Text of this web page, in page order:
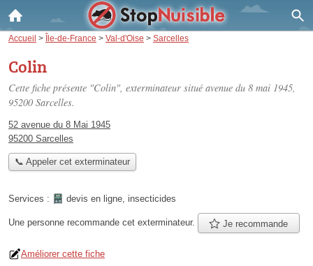
Accueil > Île-de-France > Val-d'Oise > Sarcelles
Colin
Cette fiche présente "Colin", exterminateur situé avenue du 8 mai 1945,
95200 Sarcelles.
52 avenue du 8 Mai 1945
95200 Sarcelles
📞 Appeler cet exterminateur
Services : devis en ligne, insecticides
Une personne recommande cet exterminateur. Je recommande
Améliorer cette fiche